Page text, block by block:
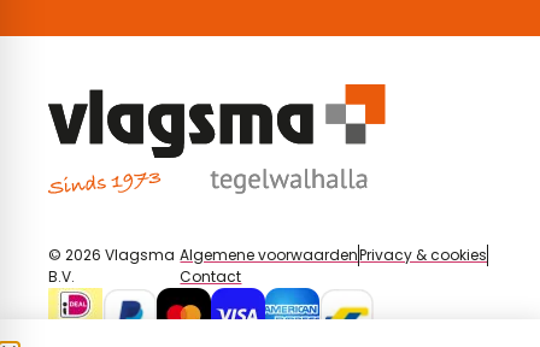
© 2026 Vlagsma
B.V.
Algemene voorwaardenPrivacy & cookies
Contact